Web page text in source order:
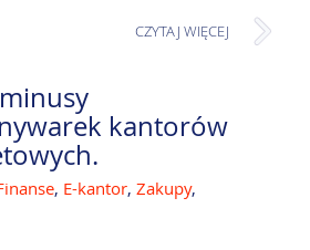
CZYTAJ WIĘCEJ
kantorów
, E-kantor, Zakupy,